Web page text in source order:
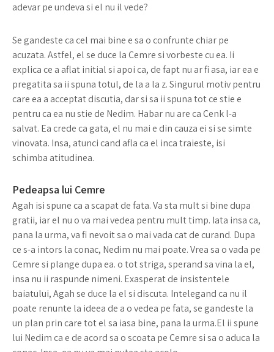
adevar pe undeva si el nu il vede?
Se gandeste ca cel mai bine e sa o confrunte chiar pe
acuzata. Astfel, el se duce la Cemre si vorbeste cu ea. Ii
explica ce a aflat initial si apoi ca, de fapt nu ar fi asa, iar ea e
pregatita sa ii spuna totul, de la a la z. Singurul motiv pentru
care ea a acceptat discutia, dar si sa ii spuna tot ce stie e
pentru ca ea nu stie de Nedim. Habar nu are ca Cenk l-a
salvat. Ea crede ca gata, el nu mai e din cauza ei si se simte
vinovata. Insa, atunci cand afla ca el inca traieste, isi
schimba atitudinea.
Pedeapsa lui Cemre
Agah isi spune ca a scapat de fata. Va sta mult si bine dupa
gratii, iar el nu o va mai vedea pentru mult timp. Iata insa ca,
pana la urma, va fi nevoit sa o mai vada cat de curand. Dupa
ce s-a intors la conac, Nedim nu mai poate. Vrea sa o vada pe
Cemre si plange dupa ea. o tot striga, sperand sa vina la el,
insa nu ii raspunde nimeni. Exasperat de insistentele
baiatului, Agah se duce la el si discuta. Intelegand ca nu il
poate renunte la ideea de a o vedea pe fata, se gandeste la
un plan prin care tot el sa iasa bine, pana la urma.El ii spune
lui Nedim ca e de acord sa o scoata pe Cemre si sa o aduca la